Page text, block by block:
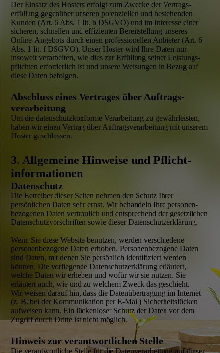
Der Einsatz des Hosters erfolgt zum Zwecke der Vertrags­
erfüllung gegenüber unseren potenziellen und bestehenden
Kunden (Art. 6 Abs. 1 lit. b DSGVO) und im Interesse einer
sicheren, schnellen und effizienten Bereit­stellung unseres
Online-Angebots durch einen professio­nellen Anbieter (Art. 6
Abs. 1 lit. f DSGVO). Unser Hoster wird Ihre Daten nur
insoweit verarbeiten, wie dies zur Erfüllung seiner Leistungs­
pflichten erforder­lich ist und unsere Weisungen in Bezug auf
diese Daten befolgen.
Abschluss eines Vertrages über Auftrags­
verarbeitung
Um die datenschutz­konforme Verarbeitung zu gewähr­leisten,
haben wir einen Vertrag über Auftragsverarbeitung mit unserem
Hoster geschlossen.
3. Allgemeine Hinweise und Pflicht­
informationen
Datenschutz
Die Betreiber dieser Seiten nehmen den Schutz Ihrer
persönlichen Daten sehr ernst. Wir behandeln Ihre personen­
bezogenen Daten vertraulich und entsprechend der gesetzlichen
Datenschutz­vorschriften sowie dieser Datenschutz­erklärung.
Wenn Sie diese Website benutzen, werden verschiedene
personen­bezogene Daten erhoben. Personen­bezogene Daten
sind Daten, mit denen Sie persönlich identifiziert werden
können. Die vorliegende Datenschutz­erklärung erläutert,
welche Daten wir erheben und wofür wir sie nutzen. Sie
erläutert auch, wie und zu welchem Zweck das geschieht.
Wir weisen darauf hin, dass die Daten­über­tragung im Internet
(z. B. bei der Kommuni­kation per E-Mail) Sicherheits­lücken
aufweisen kann. Ein lücken­loser Schutz der Daten vor dem
Zugriff durch Dritte ist nicht möglich.
Hinweis zur verantwortlichen Stelle
Die verantwortliche Stelle für die Datenverarbeitung auf dieser